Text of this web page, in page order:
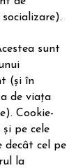
sunt
(și în
de viața
Cookie-
pe cele
decât cel pe
la